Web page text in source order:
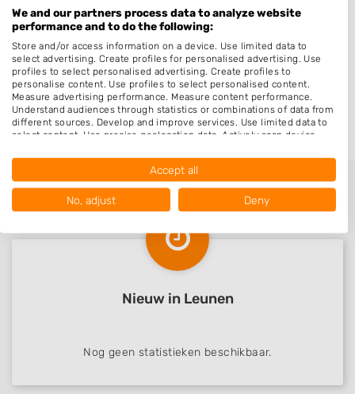
Ysselsteyn
Geijsteren
Meterik
Smakt
Wanssum
Nieuw in Leunen
Nog geen statistieken beschikbaar.
We and our partners process data to analyze website
performance and to do the following:
Store and/or access information on a device. Use limited data to
select advertising. Create profiles for personalised advertising. Use
profiles to select personalised advertising. Create profiles to
personalise content. Use profiles to select personalised content.
Measure advertising performance. Measure content performance.
Understand audiences through statistics or combinations of data from
different sources. Develop and improve services. Use limited data to
select content. Use precise geolocation data. Actively scan device
Data may be shared outside of the European Union and send to the
Your consent and the cookie policy applies solely to this website/app.
View Partner List (1016 IAB Vendors)
We use your data for the following purposes:
Use limited data to select advertising
advertising
Accept all
No, adjust Deny